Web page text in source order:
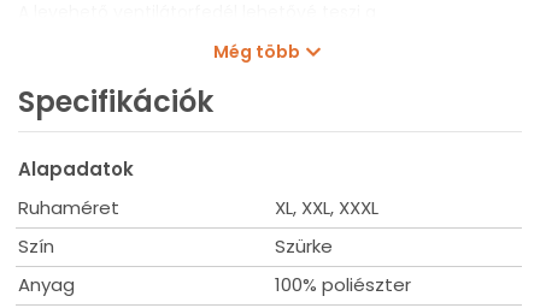
Az elemtartó zsebek szilárdságát két patent javítja.
Maradjon hűvös a forró, zord munkahelyi környezetben.
Az erőteljes ventilátor levegőáramlást biztosít, hogy
hatékonyan elpárologtassa az izzadságot a testedről, így az
hűvös marad.
Műszaki adatok
Akkumulátor névleges feszültség: 12Vmax / 14,4V / 18 V
Méret: állítható XL-3XL
Még több
Specifikációk
Alapadatok
Ruhaméret
XL, XXL, XXXL
Szín
Szürke
Anyag
100% poliészter